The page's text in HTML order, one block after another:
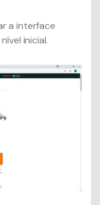
a interface
inicial.